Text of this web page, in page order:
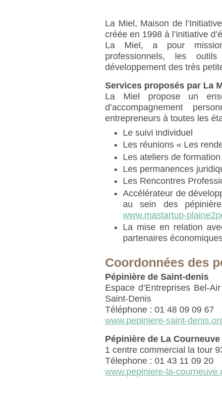
La Miel, Maison de
créée en 1998 à l’initiative
La Miel, a pour
professionnels, les
développement des très
Services proposés par La
La Miel propose un
d’accompagnement
entrepreneurs à toutes les
Le suivi individuel
Les réunions « Les
Les ateliers de formation
Les permanences
Les Rencontres
Accélérateur de
au sein des
www.mastartup-
La mise en relation
partenaires
Coordonnées des
Pépinière de Saint-denis
Espace d’Entreprises Bel-
Saint-Denis
Téléphone : 01 48 09 09 67
www.pepiniere-saint-
Pépinière de La Courneuve
1 centre commercial la tour
Télephone : 01 43 11 09 20
www.pepiniere-la-